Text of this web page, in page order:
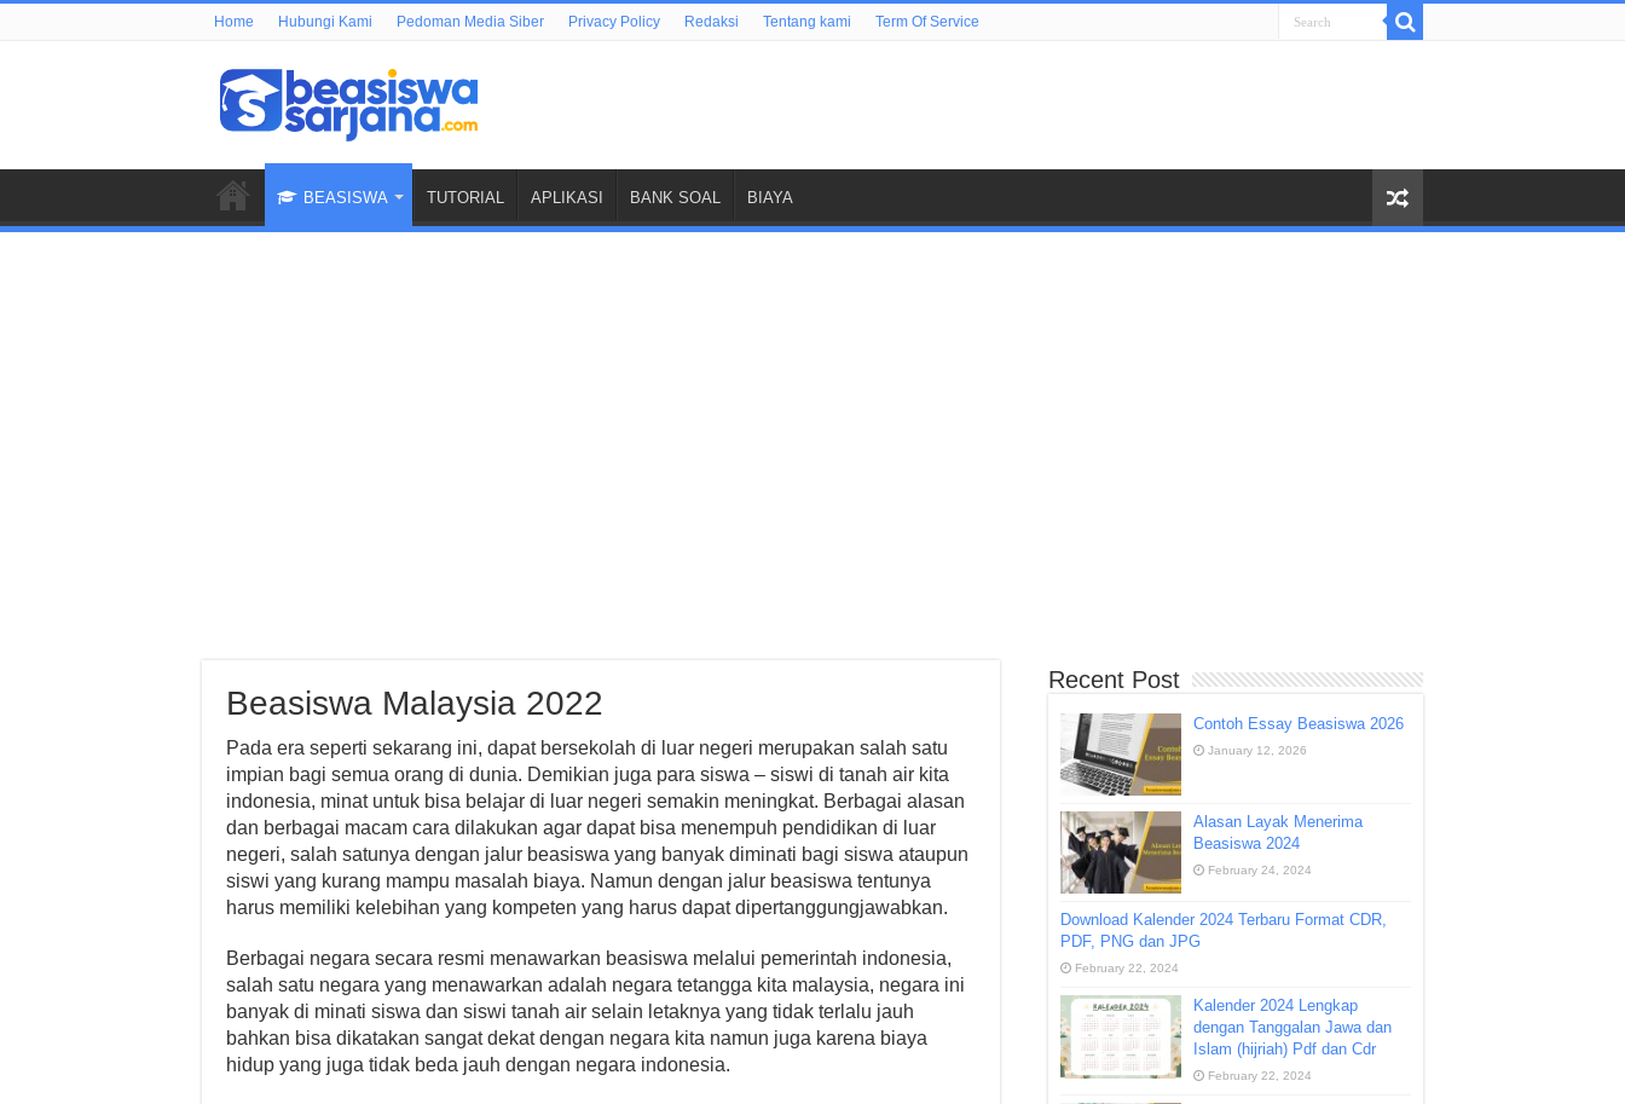
Home Hubungi Kami Pedoman Media Siber Privacy Policy Redaksi Tentang kami Term Of Service
BEASISWA TUTORIAL APLIKASI BANK SOAL BIAYA
Beasiswa Malaysia 2022
Pada era seperti sekarang ini, dapat bersekolah di luar negeri merupakan salah satu
impian bagi semua orang di dunia. Demikian juga para siswa – siswi di tanah air kita
indonesia, minat untuk bisa belajar di luar negeri semakin meningkat. Berbagai alasan
dan berbagai macam cara dilakukan agar dapat bisa menempuh pendidikan di luar
negeri, salah satunya dengan jalur beasiswa yang banyak diminati bagi siswa ataupun
siswi yang kurang mampu masalah biaya. Namun dengan jalur beasiswa tentunya
harus memiliki kelebihan yang kompeten yang harus dapat dipertanggungjawabkan.
Berbagai negara secara resmi menawarkan beasiswa melalui pemerintah indonesia,
salah satu negara yang menawarkan adalah negara tetangga kita malaysia, negara ini
banyak di minati siswa dan siswi tanah air selain letaknya yang tidak terlalu jauh
bahkan bisa dikatakan sangat dekat dengan negara kita namun juga karena biaya
hidup yang juga tidak beda jauh dengan negara indonesia.
Recent Post
Contoh Essay Beasiswa 2026
January 12, 2026
Alasan Layak Menerima
Beasiswa 2024
February 24, 2024
Download Kalender 2024 Terbaru Format CDR,
PDF, PNG dan JPG
February 22, 2024
Kalender 2024 Lengkap
dengan Tanggalan Jawa dan
Islam (hijriah) Pdf dan Cdr
February 22, 2024